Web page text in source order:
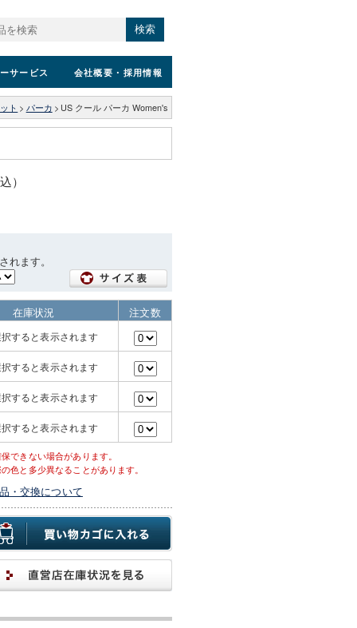
検索
サービス 会社概要 ・採用情報
ト > パーカ > US クール パーカ Women's
）
れます。
在庫状況 注文数
すると表示されます
すると表示されます
すると表示されます
すると表示されます
できない場合があります。
色と多少異なることがあります。
・交換について